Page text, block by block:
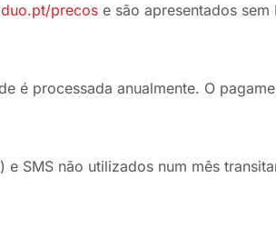
duo.pt/precos e são apresentados
é processada anualmente. O
e SMS não utilizados num mês